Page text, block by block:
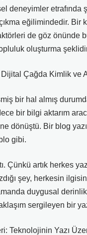
deneyimler
eğilimindedir.
de göz önünde
oluşturma
Çağda Kimlik ve
bir hal almış
bir bilgi aktarım
dönüştü. Bir blog
gibi.
Çünkü artık herkes
şey, herkesin
duygusal
sergileyen bir
Teknolojinin Yazı